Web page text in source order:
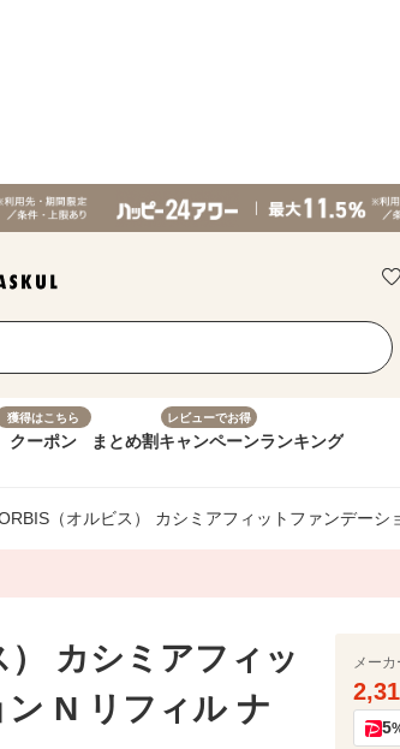
獲得はこちら
クーポン まとめ割
レビューでお得
キャンペーンランキング
（オルビス） カシミアフィットファンデーシ
カシミアフィッ
ン N リフィル ナ
メーカ
5